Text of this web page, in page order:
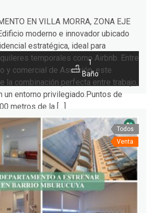
EN VILLA MORRA, ZONA EJE
moderno e innovador ubicado
estratégica, ideal para
temporales como Airbnb. Entre
y comercial de Asunción, este
la combinación perfecta entre trabajo,
un entorno privilegiado.Puntos de
metros de la […]
1
Baño
Todos
Venta